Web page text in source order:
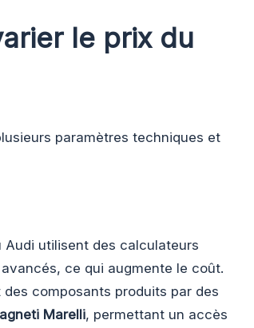
le prix du
paramètres techniques et
Audi utilisent des calculateurs
ce qui augmente le coût.
composants produits par des
Marelli, permettant un accès